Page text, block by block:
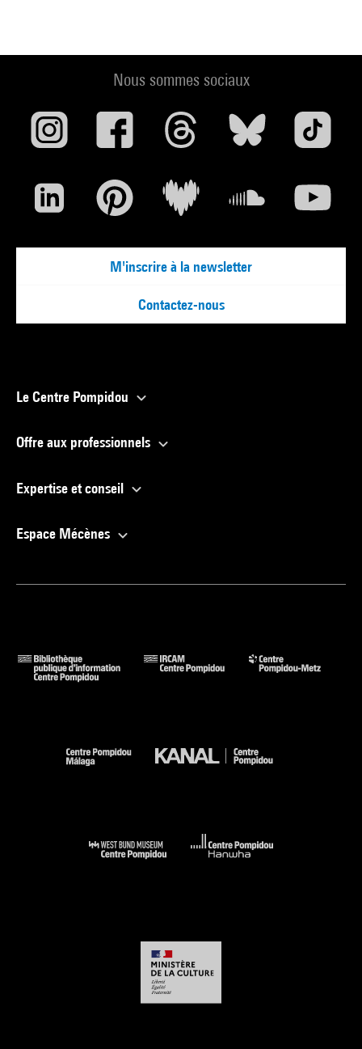
Nous sommes sociaux
M'inscrire à la newsletter
Contactez-nous
Le Centre Pompidou
Offre aux professionnels
Expertise et conseil
Espace Mécènes